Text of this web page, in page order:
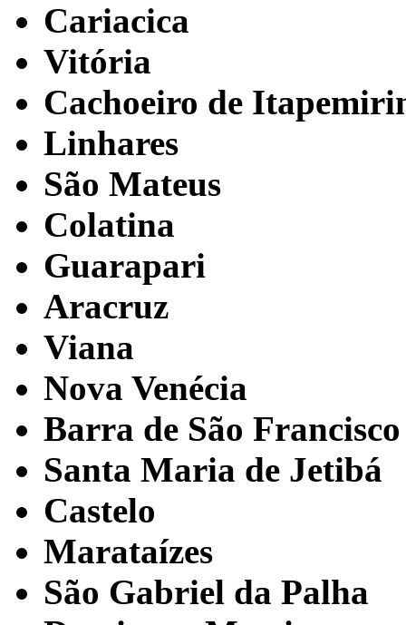
Cariacica
Vitória
Cachoeiro de
Linhares
São Mateus
Colatina
Guarapari
Aracruz
Viana
Nova Venécia
Barra de São Francisco
Santa Maria de Jetibá
Castelo
Marataízes
São Gabriel da Palha